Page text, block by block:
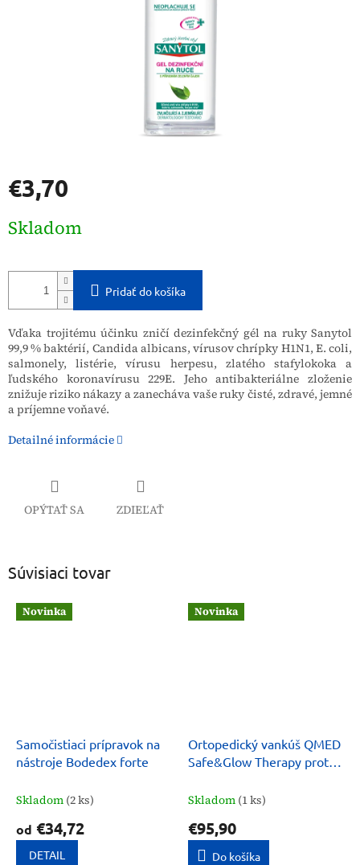
€3,70
cena:
Skladom
Pridať do košíka
Vďaka trojitému účinku zničí dezinfekčný gél na ruky Sanytol
99,9 % baktérií, Candida albicans, vírusov chrípky H1N1, E. coli,
salmonely, listérie, vírusu herpesu, zlatého stafylokoka a
ľudského koronavírusu 229E. Jeho antibakteriálne zloženie
znižuje riziko nákazy a zanecháva vaše ruky čisté, zdravé, jemné
a príjemne voňavé.
Detailné informácie
OPÝTAŤ SA ZDIEĽAŤ
Súvisiaci tovar
Novinka
Samočistiaci prípravok na
nástroje Bodedex forte
Skladom (2 ks)
od €34,72
DETAIL
Novinka
Ortopedický vankúš QMED
Safe&Glow Therapy proti
Skladom (1 ks)
€95,90
Do košíka